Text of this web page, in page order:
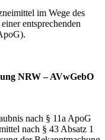
im Wege des
entsprechenden
NRW – AVwGebO
nach § 11a ApoG
nach § 43 Absatz 1